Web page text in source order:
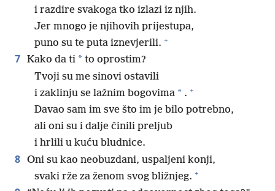
i razdire svakoga tko izlazi iz njih.
Jer mnogo je njihovih prijestupa,
puno su te puta iznevjerili. +
7 Kako da ti * to oprostim?
Tvoji su me sinovi ostavili
i zaklinju se lažnim bogovima * . +
Davao sam im sve što im je bilo potrebno,
ali oni su i dalje činili preljub
i hrlili u kuću bludnice.
8 Oni su kao neobuzdani, uspaljeni konji,
svaki rže za ženom svog bližnjeg. +